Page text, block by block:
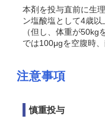
本剤を投与直前に生
ン塩酸塩として4歳
（但し、体重が50kg
では100μgを空腹時
注意事項
慎重投与